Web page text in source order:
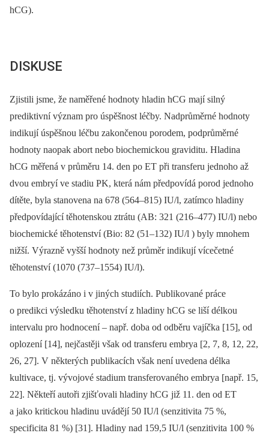
hCG).
DISKUSE
Zjistili jsme, že naměřené hodnoty hladin hCG mají silný
prediktivní význam pro úspěšnost léčby. Nadprůměrné hodnoty
indikují úspěšnou léčbu zakončenou porodem, podprůměrné
hodnoty naopak abort nebo biochemickou graviditu. Hladina
hCG měřená v průměru 14. den po ET při transferu jednoho až
dvou embryí ve stadiu PK, která nám předpovídá porod jednoho
dítěte, byla stanovena na 678 (564–815) IU/l, zatímco hladiny
předpovídající těhotenskou ztrátu (AB: 321 (216–477) IU/l) nebo
biochemické těhotenství (Bio: 82 (51–132) IU/l ) byly mnohem
nižší. Výrazně vyšší hodnoty než průměr indikují vícečetné
těhotenství (1070 (737–1554) IU/l).
To bylo prokázáno i v jiných studiích. Publi­kované práce
o predikci výsledku těhotenství z hladiny hCG se liší délkou
intervalu pro hodnocení –⁠ např. doba od odběru vajíčka [15], od
oplození [14], nejčastěji však od transferu embrya [2, 7, 8, 12, 22,
26, 27]. V některých publikacích však není uvedena délka
kultivace, tj. vývojové stadium transferovaného embrya [např. 15,
22]. Někteří autoři zjišťovali hladiny hCG již 11. den od ET
a jako kritickou hladinu uvádějí 50 IU/l (senzitivita 75 %,
specificita 81 %) [31]. Hladiny nad 159,5 IU/l (senzitivita 100 %